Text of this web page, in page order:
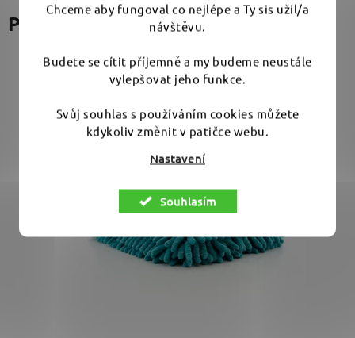
Chceme aby fungoval co nejlépe a Ty sis užil/a
návštěvu.
Budete se cítit příjemně a my budeme neustále
vylepšovat jeho funkce.
Svůj souhlas s používáním cookies můžete
kdykoliv změnit v patičce webu.
Nastavení
Souhlasím
Podobné produkty